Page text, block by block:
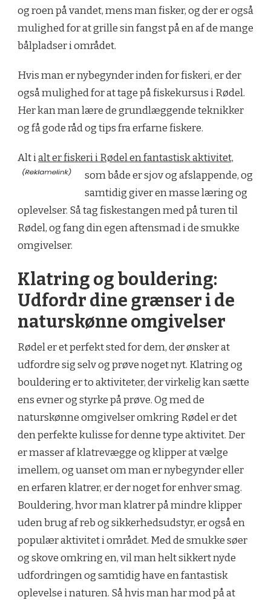
og roen på vandet, mens man fisker, og der er også
mulighed for at grille sin fangst på en af de mange
bålpladser i området.
Hvis man er nybegynder inden for fiskeri, er der
også mulighed for at tage på fiskekursus i Rødel.
Her kan man lære de grundlæggende teknikker
og få gode råd og tips fra erfarne fiskere.
Alt ialt er fiskeri i Rødel en fantastisk aktivitet,
som både er sjov og afslappende, og
samtidig giver en masse læring og
oplevelser. Så tag fiskestangen med på turen til
Rødel, og fang din egen aftensmad i de smukke
omgivelser.
Klatring og bouldering:
Udfordr dine grænser i de
naturskønne omgivelser
Rødel er et perfekt sted for dem, der ønsker at
udfordre sig selv og prøve noget nyt. Klatring og
bouldering er to aktiviteter, der virkelig kan sætte
ens evner og styrke på prøve. Og med de
naturskønne omgivelser omkring Rødel er det
den perfekte kulisse for denne type aktivitet. Der
er masser af klatrevægge og klipper at vælge
imellem, og uanset om man er nybegynder eller
en erfaren klatrer, er der noget for enhver smag.
Bouldering, hvor man klatrer på mindre klipper
uden brug af reb og sikkerhedsudstyr, er også en
populær aktivitet i området. Med de smukke søer
og skove omkring en, vil man helt sikkert nyde
udfordringen og samtidig have en fantastisk
oplevelse i naturen. Så hvis man har mod på at